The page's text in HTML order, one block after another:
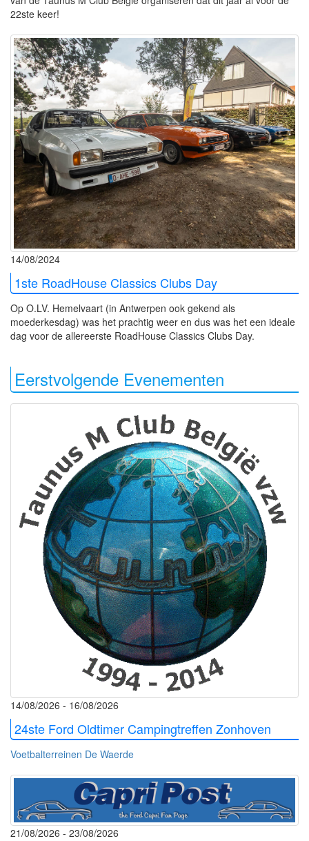
22ste keer!
14/08/2024
1ste RoadHouse Classics Clubs Day
Op O.LV. Hemelvaart (in Antwerpen ook gekend als
moederkesdag) was het prachtig weer en dus was het een ideale
dag voor de allereerste RoadHouse Classics Clubs Day.
Eerstvolgende Evenementen
14/08/2026 - 16/08/2026
24ste Ford Oldtimer Campingtreffen Zonhoven
Voetbalterreinen De Waerde
21/08/2026 - 23/08/2026